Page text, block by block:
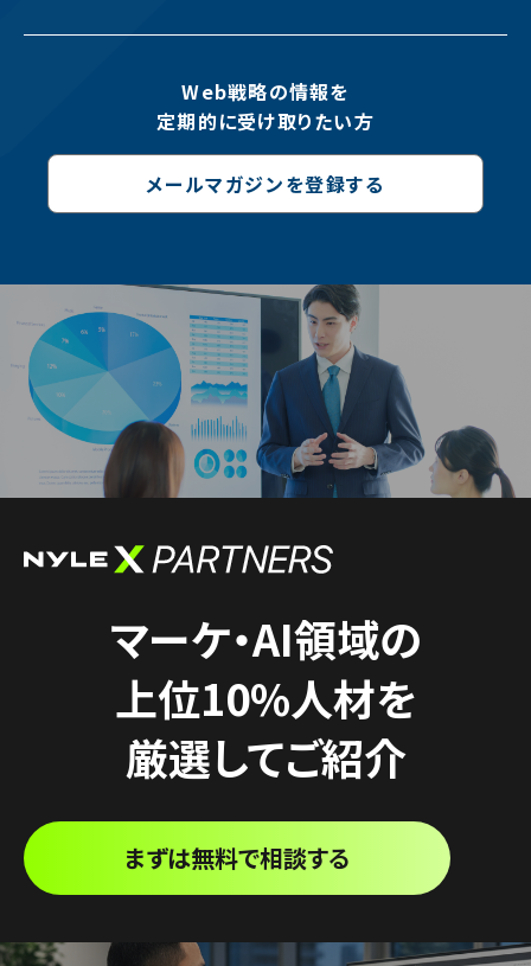
Web戦略の情報を
定期的に受け取りたい方
メールマガジンを登録する
マーケ・AI領域の
上位10%人材を
厳選してご紹介
まずは無料で相談する